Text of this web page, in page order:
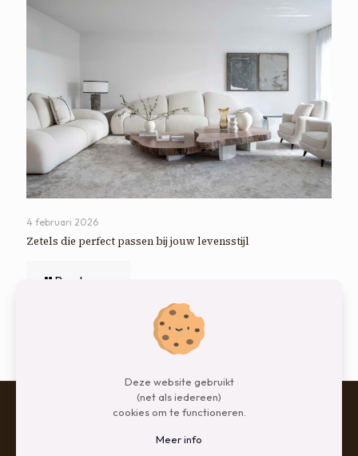
4 februari 2026
Zetels die perfect passen bij jouw levensstijl
Read more
Muffin group
Deze website gebruikt
(net als iedereen)
cookies om te functioneren.
Meer info